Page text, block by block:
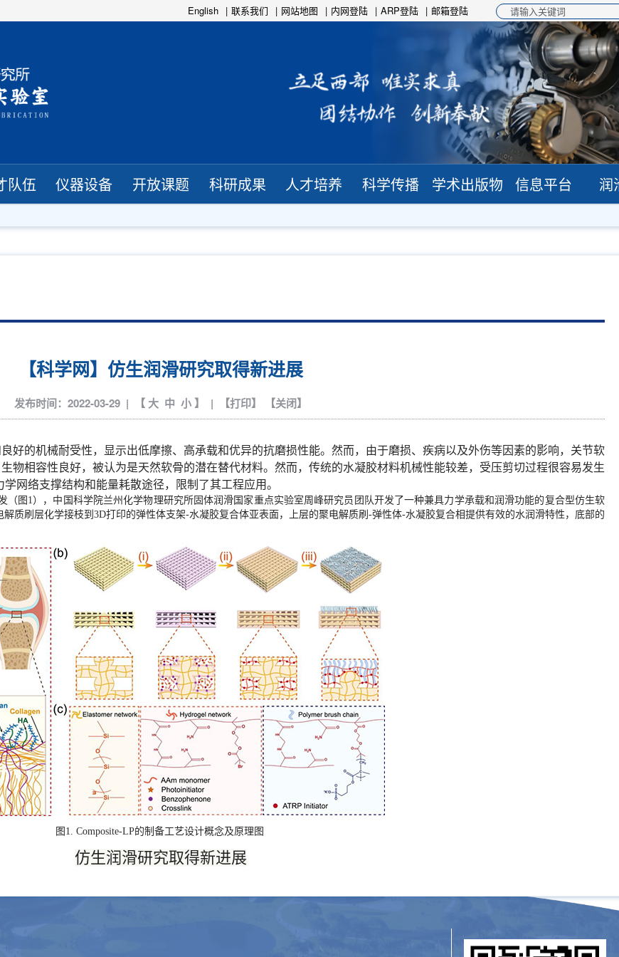
邮箱登陆
ARP登陆
内网登陆
网站地图
联系我们
English
队伍 仪器设备 开放课题 科研成果 人才培养 科学传播 学术出版物 信息平台 润
【科学网】仿生润滑研究取得新进展
发布时间：2022-03-29 | 【 大 中 小】 | 【打印】 【关闭】
好的机械耐受性，显示出低摩擦、高承载和优异的抗磨损性能。然而，由于磨损、疾病以及外伤等因素的影响，关节软
物相容性良好，被认为是天然软骨的潜在替代材料。然而，传统的水凝胶材料机械性能较差，受压剪切过程很容易发生
网络支撑结构和能量耗散途径，限制了其工程应用。
图1），中国科学院兰州化学物理研究所固体润滑国家重点实验室周峰研究员团队开发了一种兼具力学承载和润滑功能的复合型仿生软
质刷层化学接枝到3D打印的弹性体支架-水凝胶复合体亚表面，上层的聚电解质刷-弹性体-水凝胶复合相提供有效的水润滑特性，底部的
图1. Composite-LP的制备工艺设计概念及原理图
仿生润滑研究取得新进展